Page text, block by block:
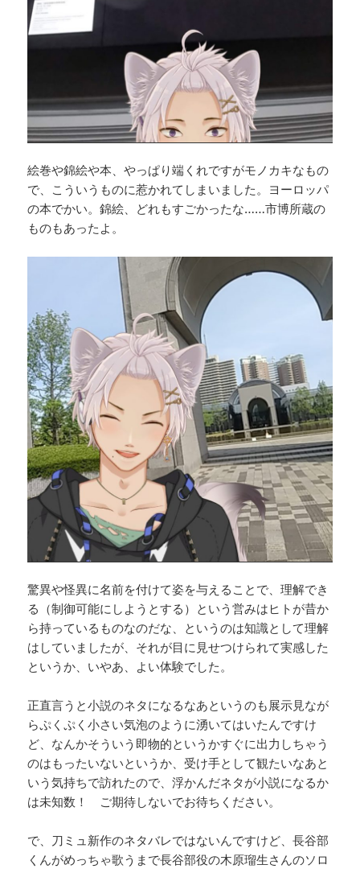
絵巻や錦絵や本、やっぱり端くれですがモノカキなもの
で、こういうものに惹かれてしまいました。ヨーロッパ
の本でかい。錦絵、どれもすごかったな……市博所蔵の
ものもあったよ。
驚異や怪異に名前を付けて姿を与えることで、理解でき
る（制御可能にしようとする）という営みはヒトが昔か
ら持っているものなのだな、というのは知識として理解
はしていましたが、それが目に見せつけられて実感した
というか、いやあ、よい体験でした。
正直言うと小説のネタになるなあというのも展示見なが
らぷくぷく小さい気泡のように湧いてはいたんですけ
ど、なんかそういう即物的というかすぐに出力しちゃう
のはもったいないというか、受け手として観たいなあと
いう気持ちで訪れたので、浮かんだネタが小説になるか
は未知数！ ご期待しないでお待ちください。
で、刀ミュ新作のネタバレではないんですけど、長谷部
くんがめっちゃ歌うまで長谷部役の木原瑠生さんのソロ